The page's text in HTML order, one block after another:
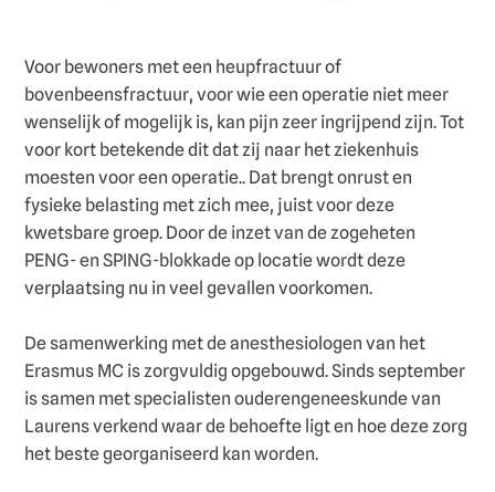
Voor bewoners met een heupfractuur of
bovenbeensfractuur, voor wie een operatie niet meer
wenselijk of mogelijk is, kan pijn zeer ingrijpend zijn. Tot
voor kort betekende dit dat zij naar het ziekenhuis
moesten voor een operatie.. Dat brengt onrust en
fysieke belasting met zich mee, juist voor deze
kwetsbare groep. Door de inzet van de zogeheten
PENG- en SPING-blokkade op locatie wordt deze
verplaatsing nu in veel gevallen voorkomen.
De samenwerking met de anesthesiologen van het
Erasmus MC is zorgvuldig opgebouwd. Sinds september
is samen met specialisten ouderengeneeskunde van
Laurens verkend waar de behoefte ligt en hoe deze zorg
het beste georganiseerd kan worden.